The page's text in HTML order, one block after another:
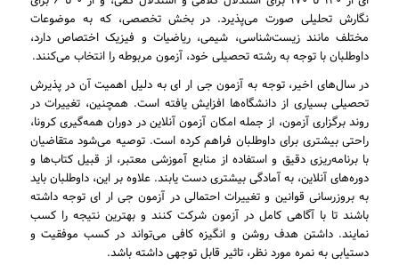
نگارش تحلیلی صورت می‌پذیرد. در بخش تخصصی، که به موضوعات
مختلف مانند زیست‌شناسی، شیمی، ریاضیات و فیزیک اختصاص دارد،
داوطلبان با توجه به رشته تحصیلی خود، آزمون مربوطه را انتخاب می‌کنند.
در سال‌های اخیر، توجه به آزمون جی ار ای به دلیل اهمیت آن در پذیرش
تحصیلی بسیاری از دانشگاه‌ها افزایش یافته است. همچنین، تغییرات در
روند برگزاری آزمون، از جمله امکان آزمون آنلاین در دوران همه‌گیری کرونا،
راحتی بیشتری برای داوطلبان فراهم کرده است. توصیه می‌شود متقاضیان
با برنامه‌ریزی دقیق و استفاده از منابع آموزشی معتبر، از قبیل کتاب‌ها و
دوره‌های آنلاین، به آمادگی بیشتری دست یابند. علاوه بر این، داوطلبان باید
به بروزرسانی قوانین و تغییرات احتمالی در آزمون جی ار ای توجه داشته
باشند تا با آگاهی کامل در آزمون شرکت کنند و بهترین نتیجه را کسب
نمایند. داشتن هدف روشن و انگیزه کافی می‌تواند در کسب موفقیت و
دستیابی به نمره مورد نظر، تاثیر قابل توجهی داشته باشد.